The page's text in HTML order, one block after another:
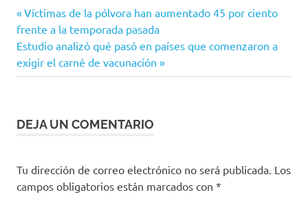
Paxlovid
Navegación
de
entradas
Entrada
anterior:
Víctimas de la pólvora han aumentado 45 por ciento
frente a la temporada pasada
Siguiente
entrada:
Estudio analizó qué pasó en países que comenzaron a
exigir el carné de vacunación
DEJA UN COMENTARIO
Tu dirección de correo electrónico no será publicada. Los
campos obligatorios están marcados con *